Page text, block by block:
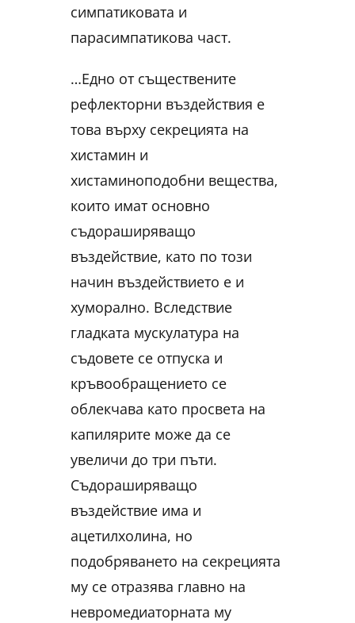
симпатиковата и
парасимпатикова част.
…Едно от съществените
рефлекторни въздействия е
това върху секрецията на
хистамин и
хистаминоподобни вещества,
които имат основно
съдораширяващо
въздействие, като по този
начин въздействието е и
хуморално. Вследствие
гладката мускулатура на
съдовете се отпуска и
кръвообращението се
облекчава като просвета на
капилярите може да се
увеличи до три пъти.
Съдораширяващо
въздействие има и
ацетилхолина, но
подобряването на секрецията
му се отразява главно на
невромедиаторната му